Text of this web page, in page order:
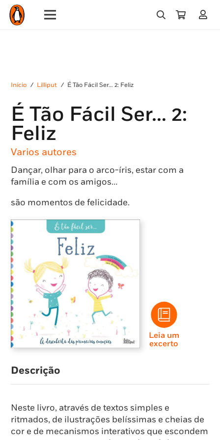
Início / Lilliput / É Tão Fácil Ser… 2: Feliz
É Tão Fácil Ser… 2:
Feliz
Varios autores
Dançar, olhar para o arco-íris, estar com a
família e com os amigos…
são momentos de felicidade.
Leia um
excerto
Descrição
Neste livro, através de textos simples e
ritmados, de ilustrações belíssimas e cheias de
cor e de mecanismos interativos que escondem